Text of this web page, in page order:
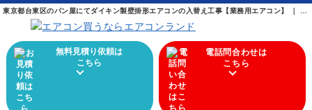
無料見積り依頼は
こちら
電話問合わせは
こちら